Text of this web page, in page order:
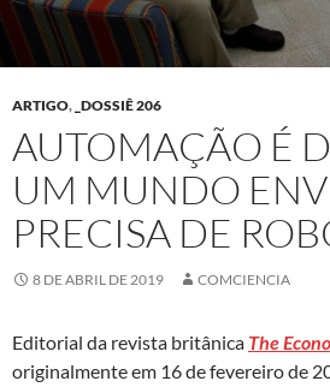
ARTIGO, _DOSSIÊ 206
AUTOMAÇÃO É
UM MUNDO
PRECISA DE
8 DE ABRIL DE 2019 COMCIENCIA
Editorial da revista britânica The
originalmente em 16 de fevereiro de